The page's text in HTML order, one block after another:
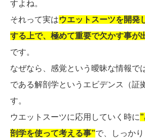
すよね。
それって実はウエットスーツを開発
する上で、極めて重要で欠かす事が
です。
なぜなら、感覚という曖昧な情報で
である解剖学というエビデンス（証
す。
ウエットスーツに応用していく時に
剖学を使って考える事”で、しっか